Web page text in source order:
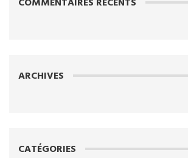
ARCHIVES
CATÉGORIES